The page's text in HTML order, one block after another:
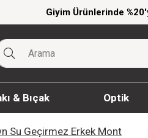
Giyim Ürünlerinde
& Bıçak Optik
Su Geçirmez Erkek Mont